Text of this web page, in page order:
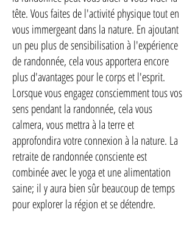
tête. Vous faites de l'activité physique tout en
vous immergeant dans la nature. En ajoutant
un peu plus de sensibilisation à l'expérience
de randonnée, cela vous apportera encore
plus d'avantages pour le corps et l'esprit.
Lorsque vous engagez consciemment tous vos
sens pendant la randonnée, cela vous
calmera, vous mettra à la terre et
approfondira votre connexion à la nature. La
retraite de randonnée consciente est
combinée avec le yoga et une alimentation
saine; il y aura bien sûr beaucoup de temps
pour explorer la région et se détendre.